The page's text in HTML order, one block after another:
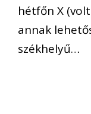
hétfőn X
annak
székhelyű…